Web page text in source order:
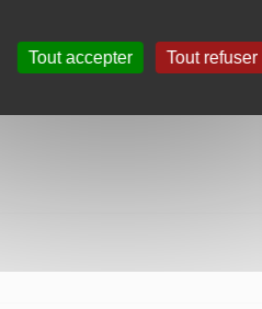
Tout accepter Tout refuser